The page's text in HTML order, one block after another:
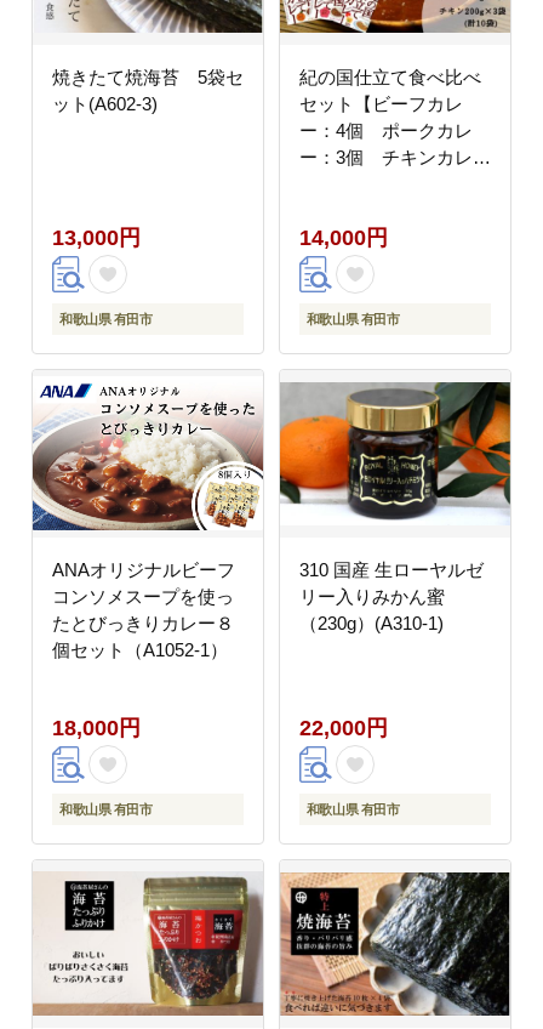
焼きたて焼海苔 5袋セ
ット(A602-3)
13,000円
和歌山県 有田市
紀の国仕立て食べ比べ
セット【ビーフカレ
ー：4個 ポークカレ
ー：3個 チキンカレ
14,000円
和歌山県 有田市
ANAオリジナルビーフ
コンソメスープを使っ
たとびっきりカレー８
個セット（A1052-1）
18,000円
和歌山県 有田市
310 国産 生ローヤルゼ
リー入りみかん蜜
（230g）(A310-1)
22,000円
和歌山県 有田市